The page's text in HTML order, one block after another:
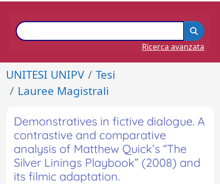
Ricerca avanzata
UNITESI UNIPV
Tesi
Lauree Magistrali
Demonstratives in fictive dialogue. A
contrastive and comparative
analysis of Matthew Quick’s “The
Silver Linings Playbook” (2008) and
its filmic adaptation.